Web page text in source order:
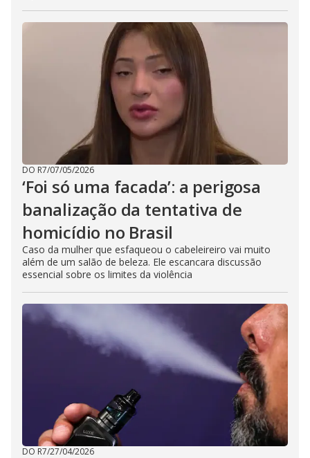
DO R7/07/05/2026
‘Foi só uma facada’: a perigosa
banalização da tentativa de
homicídio no Brasil
Caso da mulher que esfaqueou o cabeleireiro vai muito
além de um salão de beleza. Ele escancara discussão
essencial sobre os limites da violência
DO R7/27/04/2026